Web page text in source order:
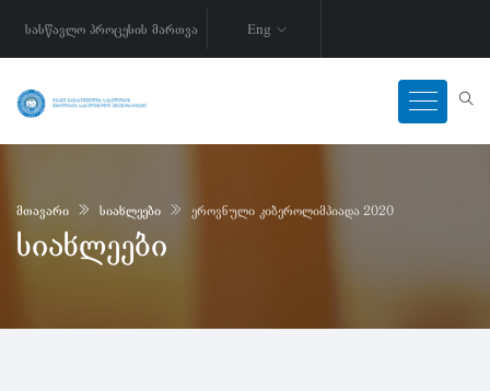
სასწავლო პროცესის მართვა Eng
მთავარი სიახლეები ეროვნული კიბეროლიმპიადა 2020
სიახლეები